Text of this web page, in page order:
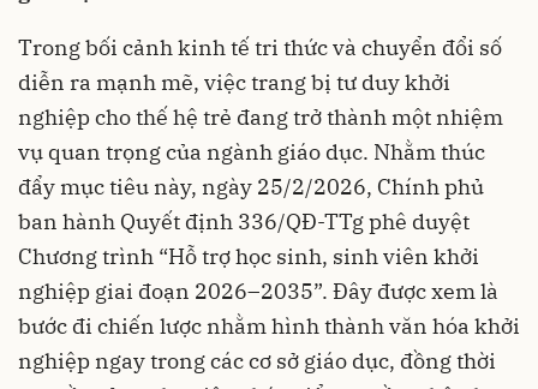
Trong bối cảnh kinh tế tri thức và chuyển đổi số
diễn ra mạnh mẽ, việc trang bị tư duy khởi
nghiệp cho thế hệ trẻ đang trở thành một nhiệm
vụ quan trọng của ngành giáo dục. Nhằm thúc
đẩy mục tiêu này, ngày 25/2/2026, Chính phủ
ban hành Quyết định 336/QĐ-TTg phê duyệt
Chương trình “Hỗ trợ học sinh, sinh viên khởi
nghiệp giai đoạn 2026–2035”. Đây được xem là
bước đi chiến lược nhằm hình thành văn hóa khởi
nghiệp ngay trong các cơ sở giáo dục, đồng thời